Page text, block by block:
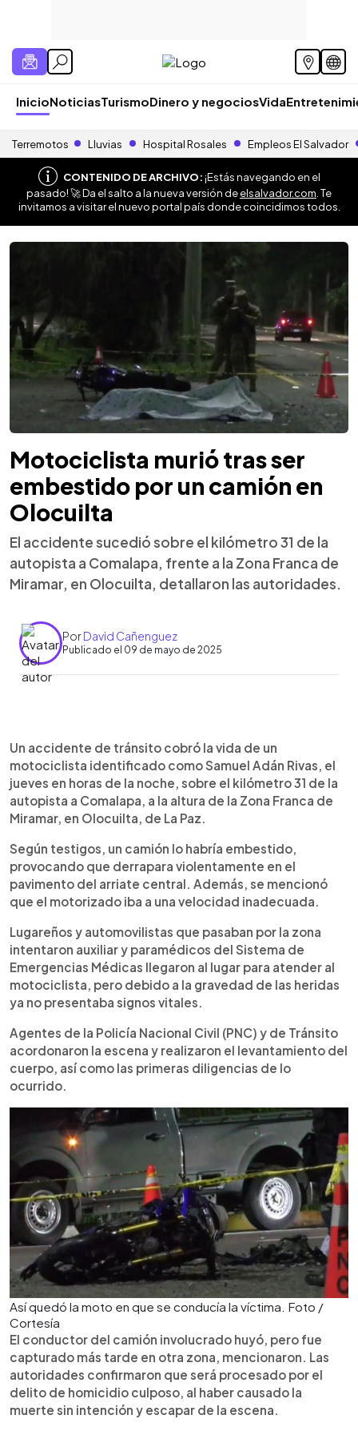
InicioNoticiasTurismoDinero y negociosVida
Terremotos Lluvias Hospital Rosales Empleos El Salvador
CONTENIDO DE ARCHIVO:¡Estás navegando en el
pasado! 🚀 Da el salto a la nueva versión deelsalvador.com . Te
invitamos a visitar el nuevo portal país donde coincidimos todos.
Motociclista murió tras ser
embestido por un camión en
Olocuilta
El accidente sucedió sobre el kilómetro 31 de la
autopista a Comalapa, frente a la Zona Franca de
Miramar, en Olocuilta, detallaron las autoridades.
PorDavid Cañenguez
Publicado el 09 de mayo de 2025
► Escuchar artículo
Un accidente de tránsito cobró la vida de un
motociclista identificado como Samuel Adán Rivas, el
jueves en horas de la noche, sobre el kilómetro 31 de la
autopista a Comalapa, a la altura de la Zona Franca de
Miramar, en Olocuilta, de La Paz.
Según testigos, un camión lo habría embestido,
provocando que derrapara violentamente en el
pavimento del arriate central. Además, se mencionó
que el motorizado iba a una velocidad inadecuada.
Lugareños y automovilistas que pasaban por la zona
intentaron auxiliar y paramédicos del Sistema de
Emergencias Médicas llegaron al lugar para atender al
motociclista, pero debido a la gravedad de las heridas
ya no presentaba signos vitales.
Agentes de la Policía Nacional Civil (PNC) y de Tránsito
acordonaron la escena y realizaron el levantamiento del
cuerpo, así como las primeras diligencias de lo
ocurrido.
Así quedó la moto en que se conducía la víctima. Foto /
Cortesía
El conductor del camión involucrado huyó, pero fue
capturado más tarde en otra zona, mencionaron. Las
autoridades confirmaron que será procesado por el
delito de homicidio culposo, al haber causado la
muerte sin intención y escapar de la escena.